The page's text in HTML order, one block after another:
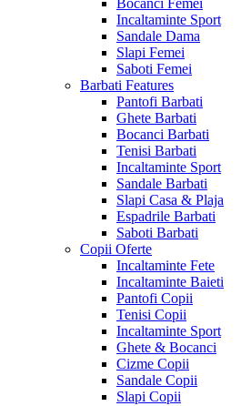
Bocanci Femei
Incaltaminte Sport
Sandale Dama
Slapi Femei
Saboti Femei
Barbati Features
Pantofi Barbati
Ghete Barbati
Bocanci Barbati
Tenisi Barbati
Incaltaminte Sport
Sandale Barbati
Slapi Casa & Plaja
Espadrile Barbati
Saboti Barbati
Copii Oferte
Incaltaminte Fete
Incaltaminte Baieti
Pantofi Copii
Tenisi Copii
Incaltaminte Sport
Ghete & Bocanci
Cizme Copii
Sandale Copii
Slapi Copii